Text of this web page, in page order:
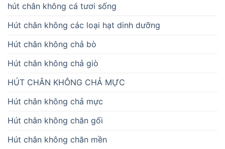
hút chân không cá tươi sống
Hút chân không các loại hạt dinh dưỡng
Hút chân không chả bò
Hút chân không chả giò
HÚT CHÂN KHÔNG CHẢ MỰC
Hút chân không chả mực
Hút chân không chăn gối
Hút chân không chăn mền